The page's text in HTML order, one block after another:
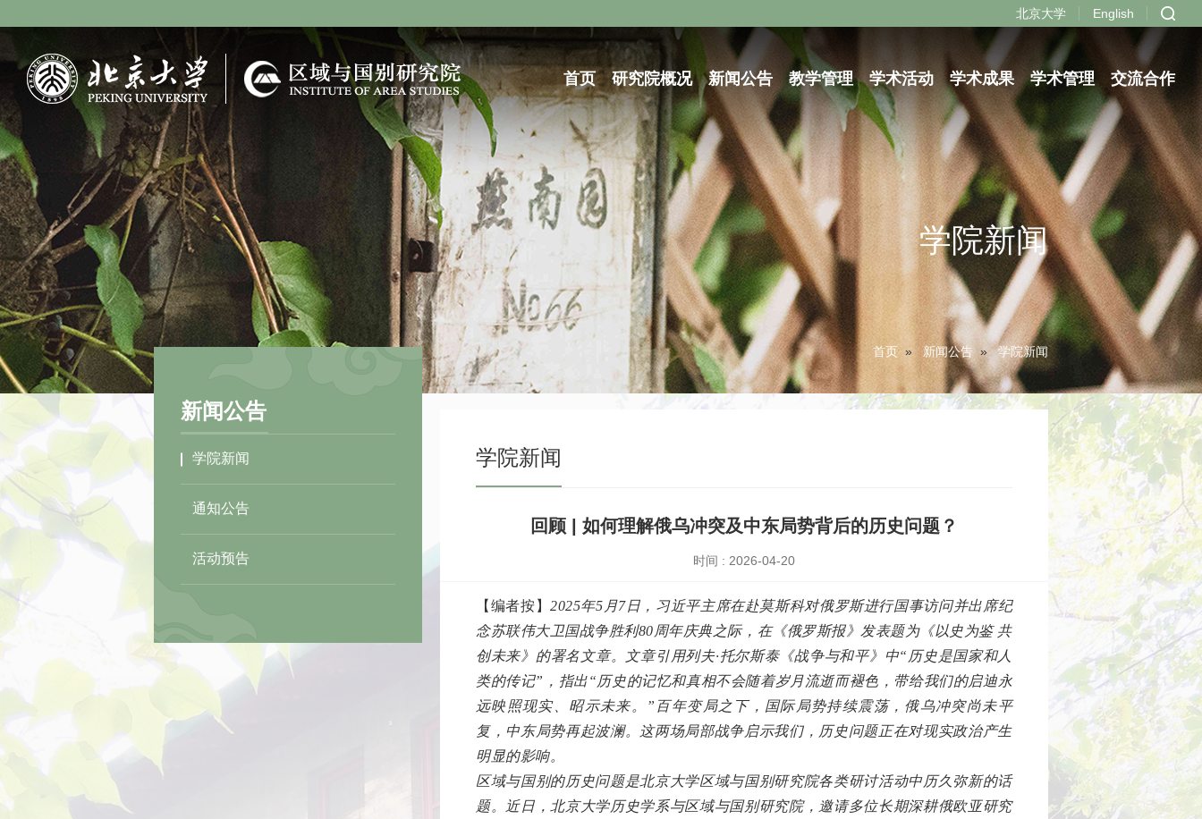
北京大学 English
首页 研究院概况 新闻公告 教学管理 学术活动 学术成果 学术管理 交流合作
学院新闻
首页 » 新闻公告 » 学院新闻
新闻公告
学院新闻
通知公告
活动预告
学院新闻
回顾 | 如何理解俄乌冲突及中东局势背后的历史问题？
时间 : 2026-04-20
【编者按】2025年5月7日，习近平主席在赴莫斯科对俄罗斯进行国事访问并出席纪
念苏联伟大卫国战争胜利80周年庆典之际，在《俄罗斯报》发表题为《以史为鉴 共
创未来》的署名文章。文章引用列夫·托尔斯泰《战争与和平》中“历史是国家和人
类的传记”，指出“历史的记忆和真相不会随着岁月流逝而褪色，带给我们的启迪永
远映照现实、昭示未来。”百年变局之下，国际局势持续震荡，俄乌冲突尚未平
复，中东局势再起波澜。这两场局部战争启示我们，历史问题正在对现实政治产生
明显的影响。
区域与国别的历史问题是北京大学区域与国别研究院各类研讨活动中历久弥新的话
题。近日，北京大学历史学系与区域与国别研究院，邀请多位长期深耕俄欧亚研究